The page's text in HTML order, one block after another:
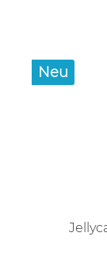
Neu